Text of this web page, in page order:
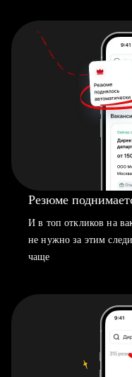
Резюме
И в топ откликов на
не нужно за этим
чаще